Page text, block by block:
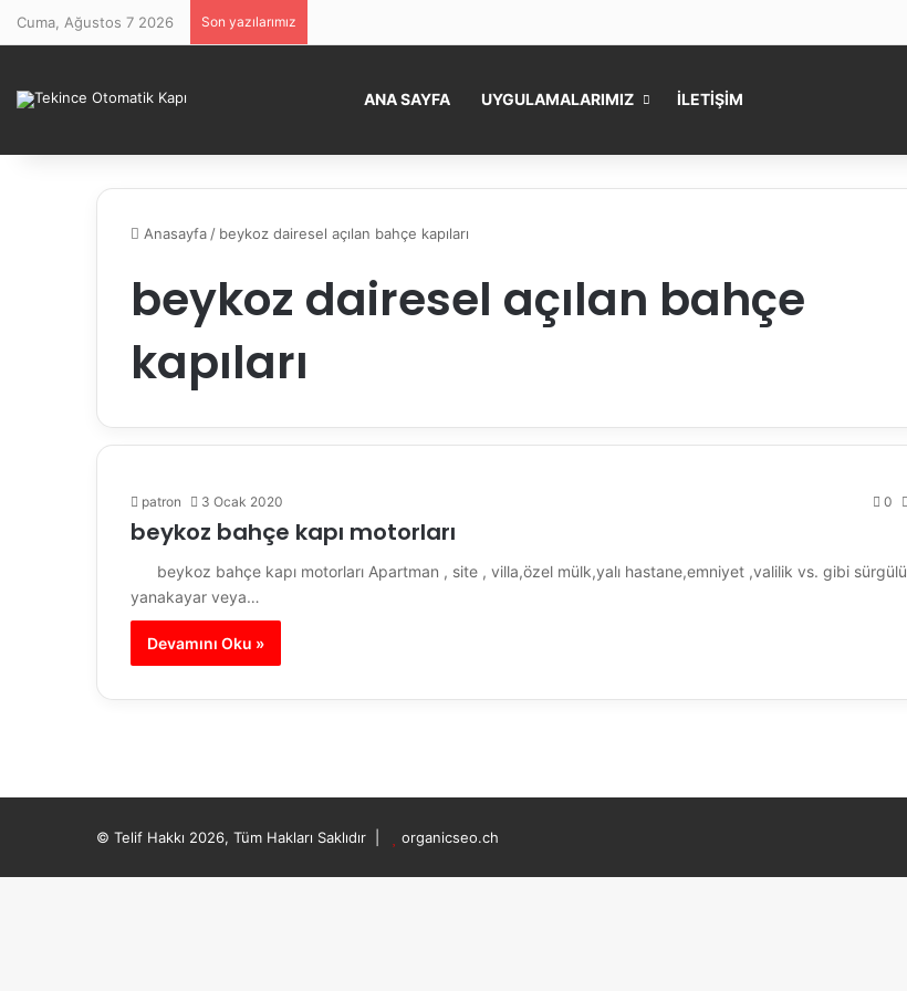
Cuma, Ağustos 7 2026 Son yazılarımız
ANA SAYFA UYGULAMALARIMIZ İLETİŞİM
Anasayfa / beykoz dairesel açılan bahçe kapıları
beykoz dairesel açılan bahçe
kapıları
patron 3 Ocak 2020 0
beykoz bahçe kapı motorları
beykoz bahçe kapı motorları Apartman , site , villa,özel mülk,yalı hastane,emniyet ,valilik vs. gibi sürgülü
yanakayar veya…
Devamını Oku »
© Telif Hakkı 2026, Tüm Hakları Saklıdır | organicseo.ch